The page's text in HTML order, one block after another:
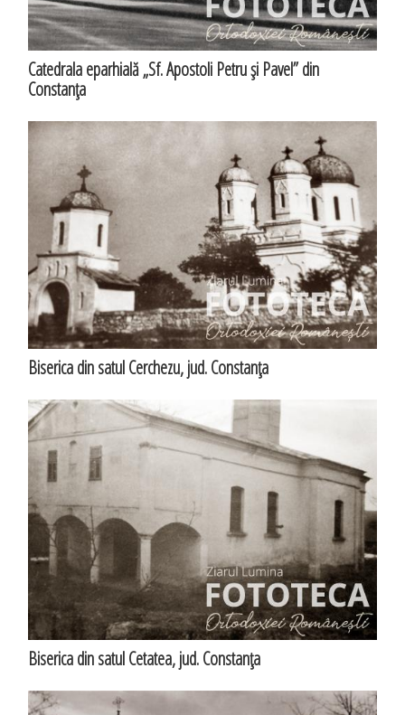
Catedrala eparhială „Sf. Apostoli Petru şi Pavel” din
Constanţa
Biserica din satul Cerchezu, jud. Constanţa
Biserica din satul Cetatea, jud. Constanţa